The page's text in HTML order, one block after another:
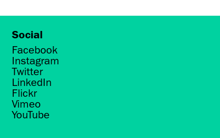
Social
Facebook
Instagram
Twitter
LinkedIn
Flickr
Vimeo
YouTube